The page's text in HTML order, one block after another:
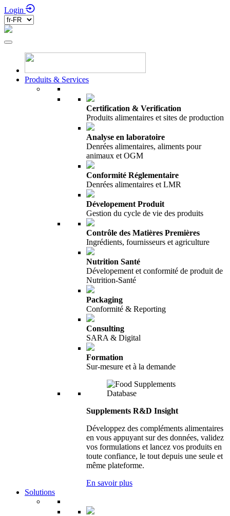
Login
Produits & Services
Certification & Verification
Produits alimentaires et sites de production
Analyse en laboratoire
Denrées alimentaires, aliments pour
animaux et OGM
Conformité Réglementaire
Denrées alimentaires et LMR
Dévelopement Produit
Gestion du cycle de vie des produits
Contrôle des Matières Premières
Ingrédients, fournisseurs et agriculture
Nutrition Santé
Dévelopement et conformité de produit de
Nutrition-Santé
Packaging
Conformité & Reporting
Consulting
SARA & Digital
Formation
Sur-mesure et à la demande
Supplements R&D Insight
Développez des compléments alimentaires
en vous appuyant sur des données, validez
vos formulations et lancez vos produits en
toute confiance, le tout depuis une seule et
même plateforme.
En savoir plus
Solutions